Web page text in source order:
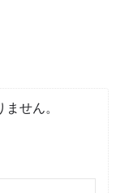
せん。